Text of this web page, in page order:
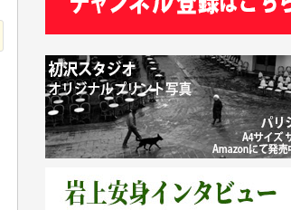
山本賢二 様
吉住俊昭 様
徳山匡 様
金 盛起 様
塩川 晃平 様
松本益美 様
井出 隆太 様
及川昭男 様
岩井祐子 様
藤田英之 様